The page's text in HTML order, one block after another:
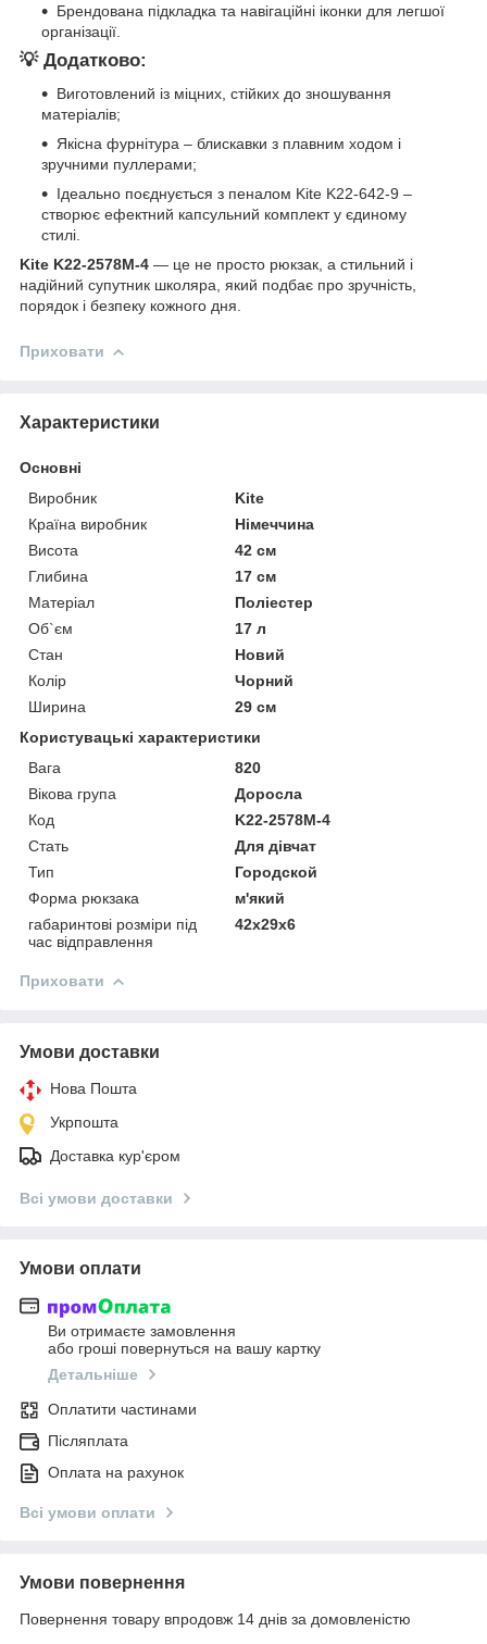
Брендована підкладка та навігаційні іконки для легшої
організації.
💡 Додатково:
Виготовлений із міцних, стійких до зношування
матеріалів;
Якісна фурнітура – блискавки з плавним ходом і
зручними пуллерами;
Ідеально поєднується з пеналом Kite K22-642-9 –
створює ефектний капсульний комплект у єдиному
стилі.
Kite K22-2578M-4 — це не просто рюкзак, а стильний і
надійний супутник школяра, який подбає про зручність,
порядок і безпеку кожного дня.
Приховати
Характеристики
Основні
Виробник
Kite
Країна виробник
Німеччина
Висота
42 см
Глибина
17 см
Матеріал
Поліестер
Об`єм
17 л
Стан
Новий
Колір
Чорний
Ширина
29 см
Користувацькі характеристики
Вага
820
Вікова група
Доросла
Код
K22-2578M-4
Стать
Для дівчат
Тип
Городской
Форма рюкзака
м'який
габаринтові розміри під
час відправлення
42x29x6
Приховати
Умови доставки
Нова Пошта
Укрпошта
Доставка кур'єром
Всі умови доставки
Умови оплати
Ви отримаєте замовлення
або гроші повернуться на вашу картку
Детальніше
Оплатити частинами
Післяплата
Оплата на рахунок
Всі умови оплати
Умови повернення
Повернення товару впродовж 14 днів за домовленістю